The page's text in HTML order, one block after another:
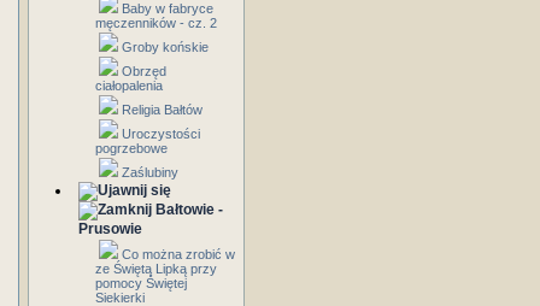
Baby w fabryce
męczenników - cz. 2
Groby końskie
Obrzęd
ciałopalenia
Religia Bałtów
Uroczystości
pogrzebowe
Zaślubiny
Bałtowie -
Prusowie
Co można zrobić w
ze Świętą Lipką przy
pomocy Świętej
Siekierki